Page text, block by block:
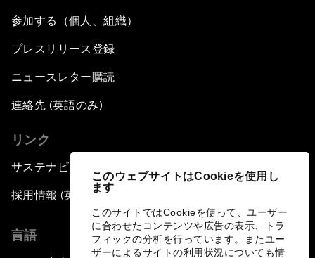
このウェブサイトはCookieを使用し
ます
このサイトではCookieを使って、ユーザー
に合わせたコンテンツや広告の表示、トラ
フィックの分析を行っています。またユー
ザーによるサイトの利用状況についても情
参加する（個人、組織）
プレスリリース登録
ニュースレター購読
連絡先 (英語のみ)
リンク
サステナビリティへの取り組み
採用情報 (英語のみ)
言語